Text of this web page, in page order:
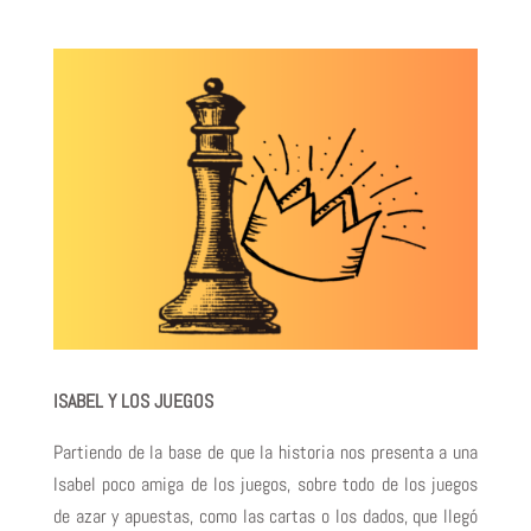
ISABEL Y LOS JUEGOS
Partiendo de la base de que la historia nos presenta a una
Isabel poco amiga de los juegos, sobre todo de los juegos
de azar y apuestas, como las cartas o los dados, que llegó